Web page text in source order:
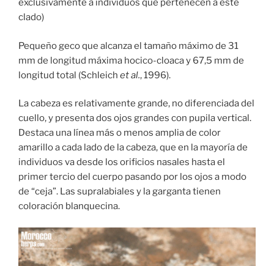
exclusivamente a individuos que pertenecen a este
clado)
Pequeño geco que alcanza el tamaño máximo de 31
mm de longitud máxima hocico-cloaca y 67,5 mm de
longitud total (Schleich et al., 1996).
La cabeza es relativamente grande, no diferenciada del
cuello, y presenta dos ojos grandes con pupila vertical.
Destaca una línea más o menos amplia de color
amarillo a cada lado de la cabeza, que en la mayoría de
individuos va desde los orificios nasales hasta el
primer tercio del cuerpo pasando por los ojos a modo
de “ceja”. Las supralabiales y la garganta tienen
coloración blanquecina.